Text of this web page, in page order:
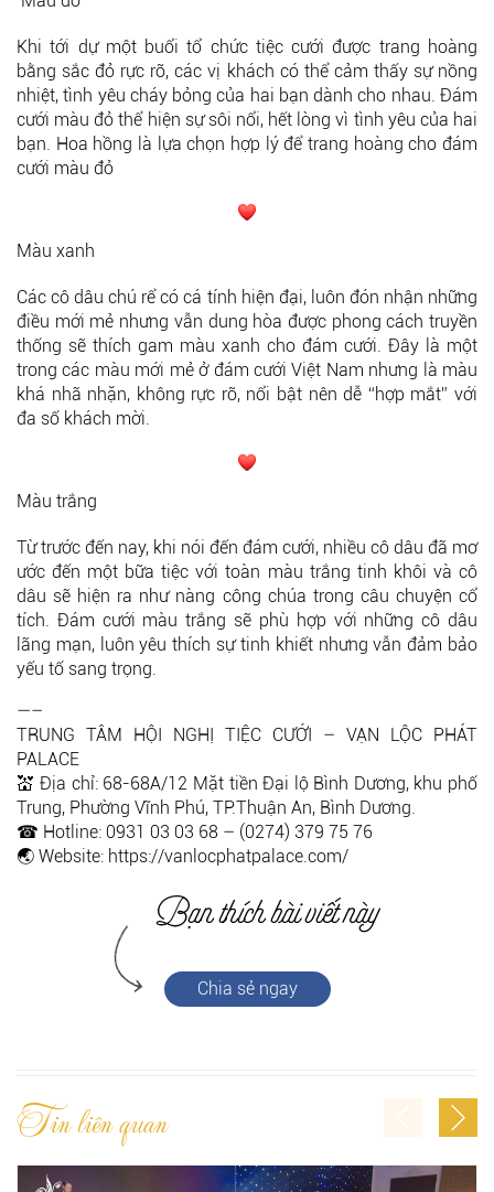
Khi tới dự một buổi tổ chức tiệc cưới được trang hoàng
bằng sắc đỏ rực rỡ, các vị khách có thể cảm thấy sự nồng
nhiệt, tình yêu cháy bỏng của hai bạn dành cho nhau. Đám
cưới màu đỏ thể hiện sự sôi nổi, hết lòng vì tình yêu của hai
bạn. Hoa hồng là lựa chọn hợp lý để trang hoàng cho đám
cưới màu đỏ
Màu xanh
Các cô dâu chú rể có cá tính hiện đại, luôn đón nhận những
điều mới mẻ nhưng vẫn dung hòa được phong cách truyền
thống sẽ thích gam màu xanh cho đám cưới. Đây là một
trong các màu mới mẻ ở đám cưới Việt Nam nhưng là màu
khá nhã nhặn, không rực rỡ, nổi bật nên dễ “hợp mắt” với
đa số khách mời.
Màu trắng
Từ trước đến nay, khi nói đến đám cưới, nhiều cô dâu đã mơ
ước đến một bữa tiệc với toàn màu trắng tinh khôi và cô
dâu sẽ hiện ra như nàng công chúa trong câu chuyện cổ
tích. Đám cưới màu trắng sẽ phù hợp với những cô dâu
lãng mạn, luôn yêu thích sự tinh khiết nhưng vẫn đảm bảo
yếu tố sang trọng.
—–
TRUNG TÂM HỘI NGHỊ TIỆC CƯỚI – VẠN LỘC PHÁT
PALACE
💒 Địa chỉ: 68-68A/12 Mặt tiền Đại lộ Bình Dương, khu phố
Trung, Phường Vĩnh Phú, TP.Thuận An, Bình Dương.
☎ Hotline: 0931 03 03 68 – (0274) 379 75 76
🌏 Website: https://vanlocphatpalace.com/
Chia sẻ ngay
Tin liên quan